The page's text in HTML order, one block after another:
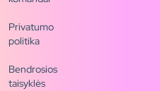
Privatumo
politika
Bendrosios
taisyklės